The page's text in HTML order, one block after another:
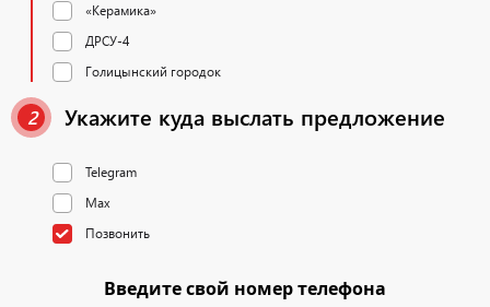
«Керамика»
ДРСУ-4
Голицынский городок
2 Укажите куда выслать предложение
Telegram
Max
Позвонить
Введите свой номер телефона